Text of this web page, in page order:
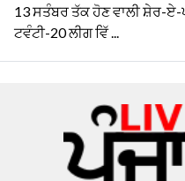
13 ਸਤੰਬਰ ਤੱਕ ਹੋਣ ਵਾਲੀ ਸ਼ੇਰ-ਏ-
ਟਵੰਟੀ-20 ਲੀਗ ਵਿੱ ...